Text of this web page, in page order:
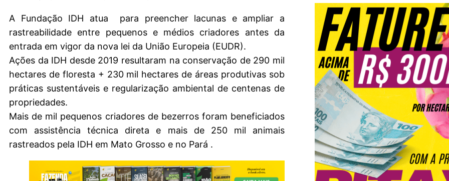
A Fundação IDH atua para preencher lacunas e ampliar a
rastreabilidade entre pequenos e médios criadores antes da
entrada em vigor da nova lei da União Europeia (EUDR).
Ações da IDH desde 2019 resultaram na conservação de 290 mil
hectares de floresta + 230 mil hectares de áreas produtivas sob
práticas sustentáveis e regularização ambiental de centenas de
propriedades.
Mais de mil pequenos criadores de bezerros foram beneficiados
com assistência técnica direta e mais de 250 mil animais
rastreados pela IDH em Mato Grosso e no Pará .